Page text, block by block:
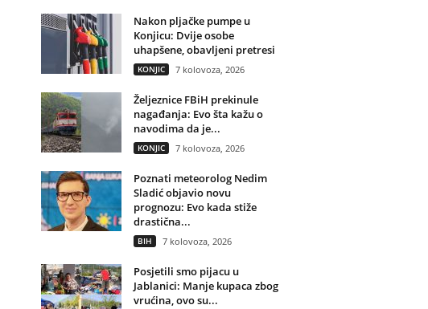
Nakon pljačke pumpe u
Konjicu: Dvije osobe
uhapšene, obavljeni pretresi
KONJIC 7 kolovoza, 2026
Željeznice FBiH prekinule
nagađanja: Evo šta kažu o
navodima da je...
KONJIC 7 kolovoza, 2026
Poznati meteorolog Nedim
Sladić objavio novu
prognozu: Evo kada stiže
drastična...
BIH 7 kolovoza, 2026
Posjetili smo pijacu u
Jablanici: Manje kupaca zbog
vrućina, ovo su...